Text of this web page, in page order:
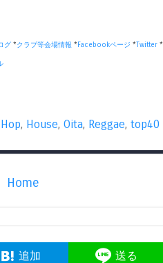
グ *クラブ等会場情報 * Facebookページ *Twitter *
, House, Oita, Reggae, top40
Home
追加 送る